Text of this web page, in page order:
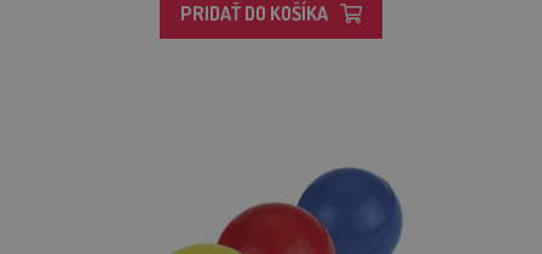
PRIDAŤ DO KOŠÍKA